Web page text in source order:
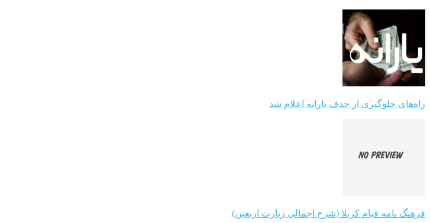
راه‌های جلوگیری از حذف یارانه اعلام شد
فرهنگ نامه قیام کربلا (شرح اجمالی زیارت اربعین)